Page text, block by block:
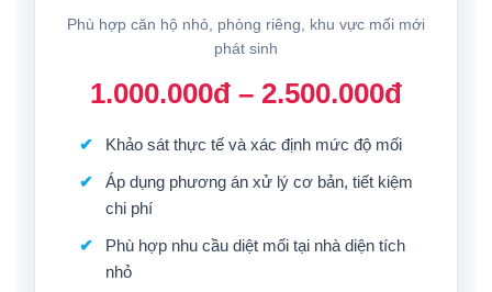
Phù hợp căn hộ nhỏ, phòng riêng, khu vực mối mới
phát sinh
1.000.000đ – 2.500.000đ
Khảo sát thực tế và xác định mức độ mối
Áp dụng phương án xử lý cơ bản, tiết kiệm
chi phí
Phù hợp nhu cầu diệt mối tại nhà diện tích
nhỏ